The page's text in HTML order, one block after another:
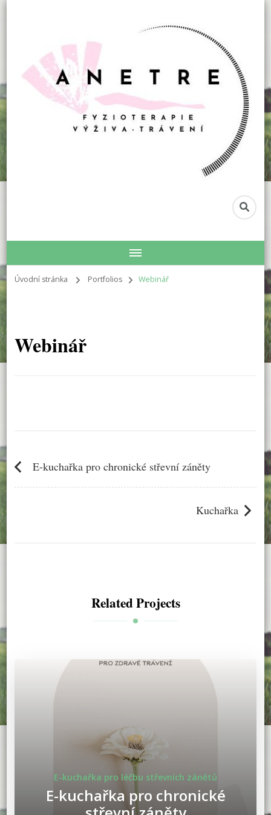
Úvodní stránka Portfolios Webinář
Webinář
Navigace
pro
příspěvek
E-kuchařka pro chronické střevní záněty
Kuchařka
Related Projects
E-kuchařka pro léčbu střevních zánětů
E-kuchařka pro chronické